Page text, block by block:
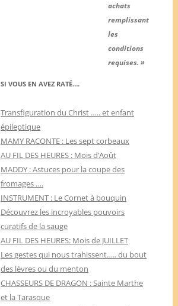
achats
remplissant
les
conditions
requises. »
SI VOUS EN AVEZ RATÉ….
Transfiguration du Christ ….. et enfant
épileptique
MAMY RACONTE : Les sept corbeaux
AU FIL DES HEURES : Mois d’Août
MADDY : Astuces pour la coupe des
fromages ….
INSTRUMENT : Le Cornet à bouquin
Découvrez les incroyables pouvoirs
curatifs de la sauge
AU FIL DES HEURES: Mois de JUILLET
Les gestes qui nous trahissent….. du bout
des lèvres ou du menton
CHASSEURS DE DRAGON : Sainte Marthe
et la Tarasque